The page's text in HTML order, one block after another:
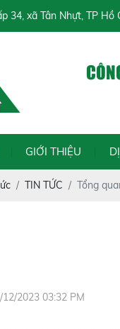
34, xã Tân Nhựt, TP Hồ
GIỚI THIỆU
TIN TỨC Tổng
2023 03:32 PM